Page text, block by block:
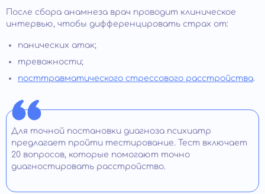
После сбора анамнеза врач проводит клиническое
интервью, чтобы дифференцировать страх от:
панических атак;
тревожности;
посттравматического стрессового расстройства.
Для точной постановки диагноза психиатр
предлагает пройти тестирование. Тест включает
20 вопросов, которые помогают точно
диагностировать расстройство.